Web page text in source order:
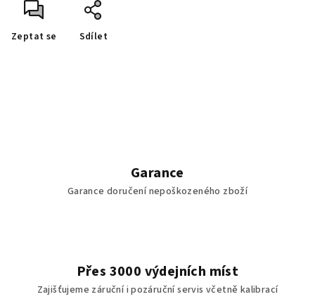
Zeptat se Sdílet
Garance
Garance doručení nepoškozeného zboží
Přes 3000 výdejních míst
Zajišťujeme záruční i pozáruční servis včetně kalibrací